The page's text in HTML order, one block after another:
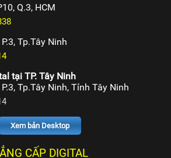
Q.3, HCM
Tp.Tây Ninh
tại TP. Tây Ninh
Tp.Tây Ninh, Tỉnh Tây Ninh
Xem bản Desktop
CẤP DIGITAL